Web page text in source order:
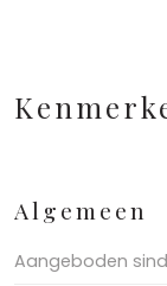
Algemeen
Aangeboden